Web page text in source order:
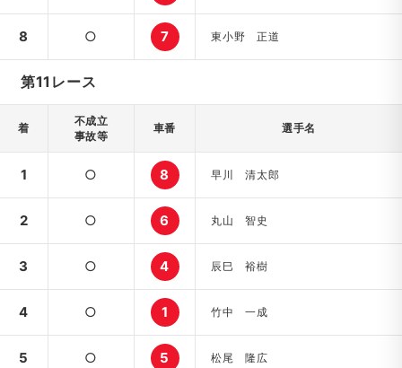
8 ○ 7 東小野 正道
第11レース
着
不成立
事故等
車番 選手名
1 ○ 8 早川 清太郎
2 ○ 6 丸山 智史
3 ○ 4 辰巳 裕樹
4 ○ 1 竹中 一成
5 ○ 5 松尾 隆広